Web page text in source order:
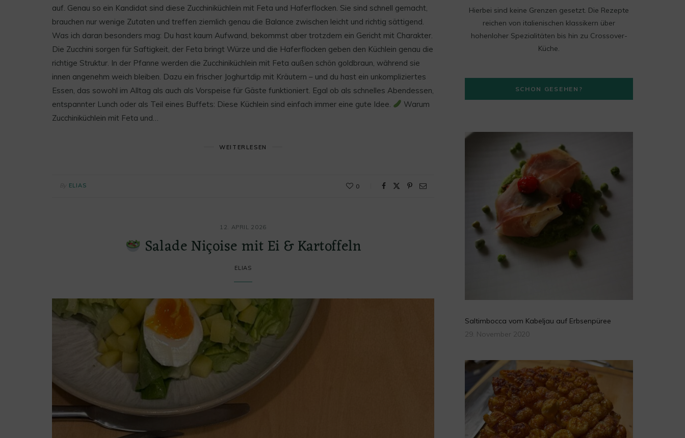
auf. Genau so ein Kandidat sind diese Zucchiniküchlein mit Feta und Haferflocken. Sie sind schnell gemacht,
brauchen nur wenige Zutaten und treffen ziemlich genau die Balance zwischen leicht und richtig sättigend.
Was ich daran besonders mag: Du hast kaum Aufwand, bekommst aber trotzdem ein Gericht mit Charakter.
Die Zucchini sorgen für Saftigkeit, der Feta bringt Würze und die Haferflocken geben den Küchlein genau die
richtige Struktur. In der Pfanne werden die Zucchiniküchlein mit Feta außen schön goldbraun, während sie
innen angenehm weich bleiben. Dazu ein frischer Joghurtdip mit Kräutern – und du hast ein unkompliziertes
Essen, das sowohl im Alltag als auch als Vorspeise für Gäste funktioniert. Egal ob als schnelles Abendessen,
entspannter Lunch oder als Teil eines Buffets: Diese Küchlein sind einfach immer eine gute Idee.
Warum
Zucchiniküchlein mit Feta und…
WEITERLESEN
ELIAS 0
12. APRIL 2026
Salade Niçoise mit Ei & Kartoffeln
ELIAS
g
r
m
Hierbei sind keine Grenzen gesetzt. Die Rezepte
reichen von italienischen klassikern über
hohenloher Spezialitäten bis hin zu Crossover-
Küche.
SCHON GESEHEN?
Saltimbocca vom Kabeljau auf Erbsenpüree
29. November 2020